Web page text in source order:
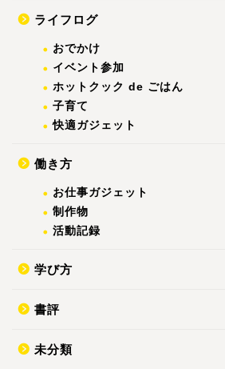
ライフログ
おでかけ
イベント参加
ホットクック de ごはん
子育て
快適ガジェット
働き方
お仕事ガジェット
制作物
活動記録
学び方
書評
未分類